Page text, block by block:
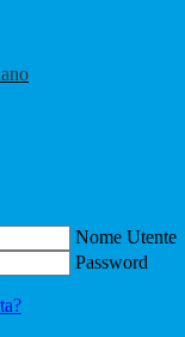
Nome Utente
Password